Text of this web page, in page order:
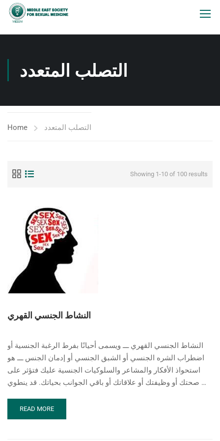
التصلب المتعدد
Home التصلب المتعدد
Showing 1-10 of 100 results
النشاط الجنسي القهري
النشاط الجنسي القهري ـــ ويسمى أحيانًا بفرط الرغبة الجنسية أو
اضطراب الشره الجنسي أو الشبق الجنسي أو إدمان الجنس ـــ هو
استحواذ الأفكار والمشاعر والسلوكيات الجنسية عليك فتؤثر على
صحتك أو وظيفتك أو علاقاتك أو باقي الجوانب بحياتك. قد ينطوي …
READ
MORE
READ MORE